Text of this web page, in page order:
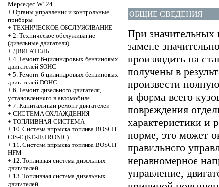
Мерседес W124
+ Органы управления и контрольные
приборы
+ ТЕХНИЧЕСКОЕ ОБСЛУЖИВАНИЕ
+ 2. Техническое обслуживание
(дизельные двигатели)
+ ДВИГАТЕЛЬ
+ 4. Ремонт 6-цилиндровых бензиновых
двигателей SOHC
+ 5. Ремонт 6-цилиндровых бензиновых
двигателей DOHC
+ 6. Ремонт дизельного двигателя,
установленного в автомобиле
+ 7. Капитальный ремонт двигателей
+ СИСТЕМА ОХЛАЖДЕНИЯ
+ ТОПЛИВНАЯ СИСТЕМА
+ 10. Система впрыска топлива BOSCH
CIS-E (KE-JETRONIC)
+ 11. Система впрыска топлива BOSCH
HFM
+ 12. Топливная система дизельных
двигателей
+ 13. Топливная система дизельных
двигателей
ОБЩИЕ СВЕДЕНИЯ
При значительных
замене
производить на
получены в
произвести
и форма всего
повреждения
характеристики и
норме, это может
правильного
неравномерное
управление,